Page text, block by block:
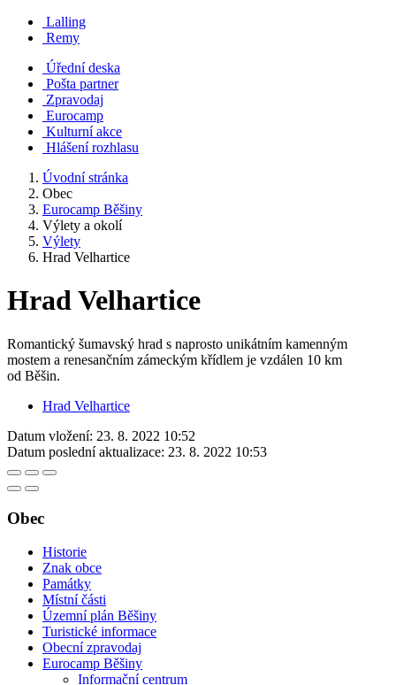
Lalling
Remy
Úřední deska
Pošta partner
Zpravodaj
Eurocamp
Kulturní akce
Hlášení rozhlasu
Úvodní stránka
Obec
Eurocamp Běšiny
Výlety a okolí
Výlety
Hrad Velhartice
Hrad Velhartice
Romantický šumavský hrad s naprosto unikátním kamenným
mostem a renesančním zámeckým křídlem je vzdálen 10 km
od Běšin.
Hrad Velhartice
Datum vložení: 23. 8. 2022 10:52
Datum poslední aktualizace: 23. 8. 2022 10:53
Obec
Historie
Znak obce
Památky
Místní části
Územní plán Běšiny
Turistické informace
Obecní zpravodaj
Eurocamp Běšiny
Informační centrum